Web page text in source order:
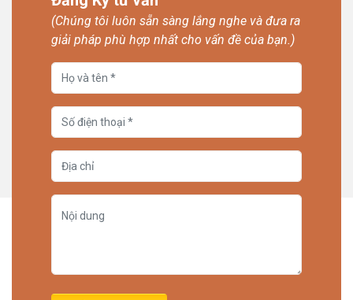
(Chúng tôi luôn sẵn sàng lắng nghe và đưa ra
giải pháp phù hợp nhất cho vấn đề của bạn.)